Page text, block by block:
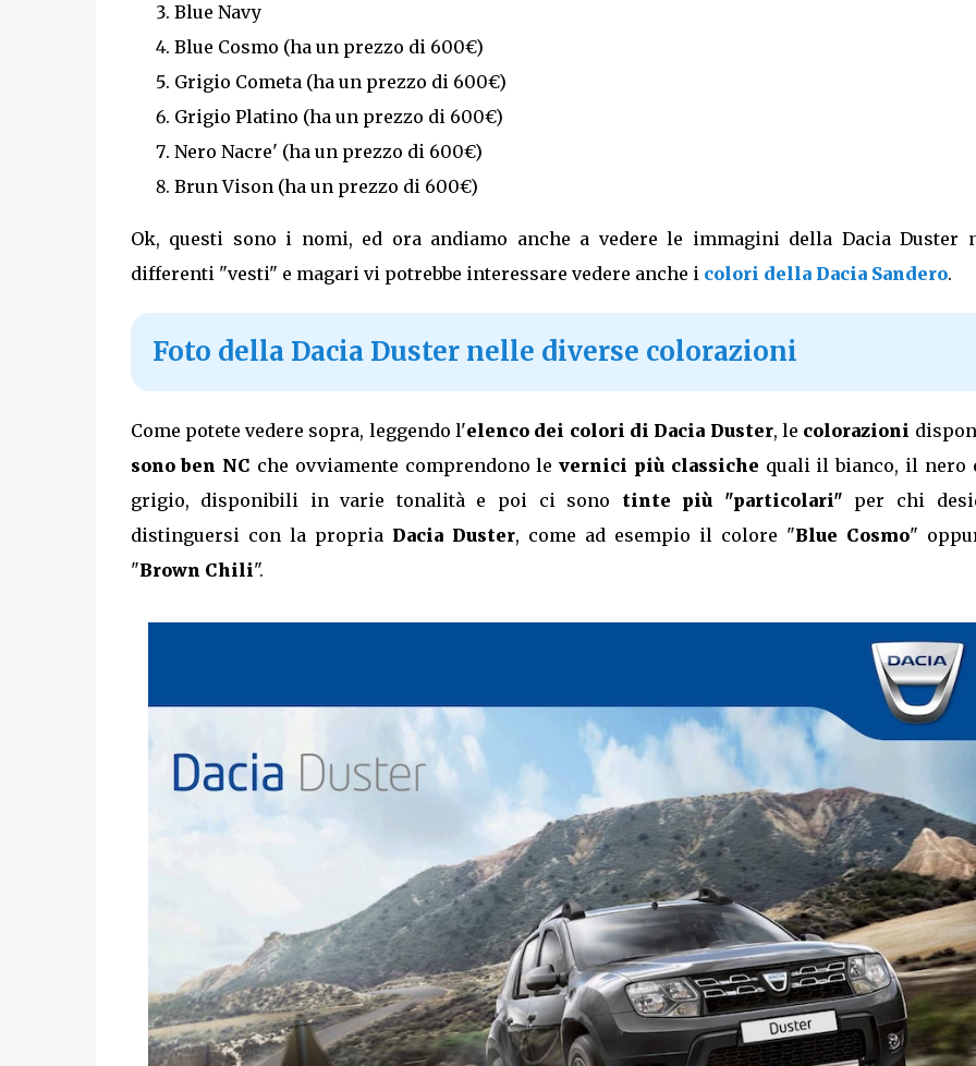
Blue Navy
Blue Cosmo (ha un prezzo di 600€)
Grigio Cometa (ha un prezzo di 600€)
Grigio Platino (ha un prezzo di 600€)
Nero Nacre' (ha un prezzo di 600€)
Brun Vison (ha un prezzo di 600€)
Ok, questi sono i nomi, ed ora andiamo anche a vedere le immagini della Dacia Duster
differenti "vesti" e magari vi potrebbe interessare vedere anche i colori della Dacia Sandero.
Foto della Dacia Duster nelle diverse colorazioni
Come potete vedere sopra, leggendo l'elenco dei colori di Dacia Duster, le colorazioni
sono ben NC che ovviamente comprendono levernici più classiche quali il bianco, il nero
grigio, disponibili in varie tonalità e poi ci sono tinte più "particolari" per chi
distinguersi con la propria Dacia Duster, come ad esempio il colore "Blue Cosmo"
"Brown Chili".